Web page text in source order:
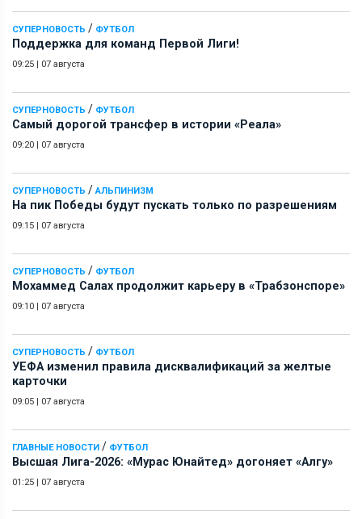
СУПЕРНОВОСТЬ / ФУТБОЛ
Поддержка для команд Первой Лиги!
09:25 07 августа
СУПЕРНОВОСТЬ / ФУТБОЛ
Самый дорогой трансфер в истории «Реала»
09:20 07 августа
СУПЕРНОВОСТЬ / АЛЬПИНИЗМ
На пик Победы будут пускать только по разрешениям
09:15 07 августа
СУПЕРНОВОСТЬ / ФУТБОЛ
Мохаммед Салах продолжит карьеру в «Трабзонспоре»
09:10 07 августа
СУПЕРНОВОСТЬ / ФУТБОЛ
УЕФА изменил правила дисквалификаций за желтые
карточки
09:05 07 августа
ГЛАВНЫЕ НОВОСТИ / ФУТБОЛ
Высшая Лига-2026: «Мурас Юнайтед» догоняет «Алгу»
01:25 07 августа